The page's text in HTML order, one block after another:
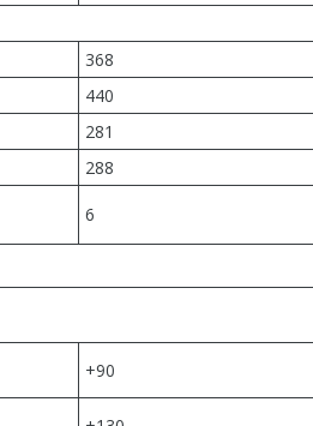
368
440
281
288
6
+90